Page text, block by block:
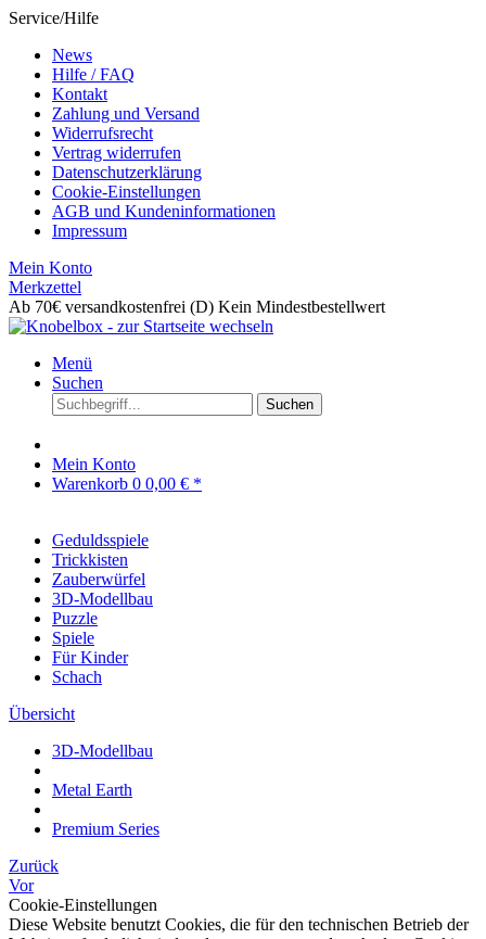
Service/Hilfe
News
Hilfe / FAQ
Kontakt
Zahlung und Versand
Widerrufsrecht
Vertrag widerrufen
Datenschutzerklärung
Cookie-Einstellungen
AGB und Kundeninformationen
Impressum
Mein Konto
Merkzettel
Ab 70€ versandkostenfrei (D) Kein Mindestbestellwert
Menü
Suchen
Suchen
Mein Konto
Warenkorb 0 0,00 € *
Geduldsspiele
Trickkisten
Zauberwürfel
3D-Modellbau
Puzzle
Spiele
Für Kinder
Schach
Übersicht
3D-Modellbau
Metal Earth
Premium Series
Zurück
Vor
Cookie-Einstellungen
Diese Website benutzt Cookies, die für den technischen Betrieb der